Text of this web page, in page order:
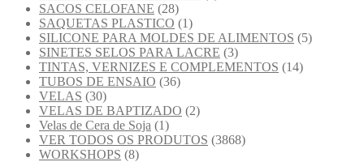
SACOS CELOFANE (28)
SAQUETAS PLASTICO (1)
SILICONE PARA MOLDES DE ALIMENTOS (5)
SINETES SELOS PARA LACRE (3)
TINTAS, VERNIZES E COMPLEMENTOS (14)
TUBOS DE ENSAIO (36)
VELAS (30)
VELAS DE BAPTIZADO (2)
Velas de Cera de Soja (1)
VER TODOS OS PRODUTOS (3868)
WORKSHOPS (8)